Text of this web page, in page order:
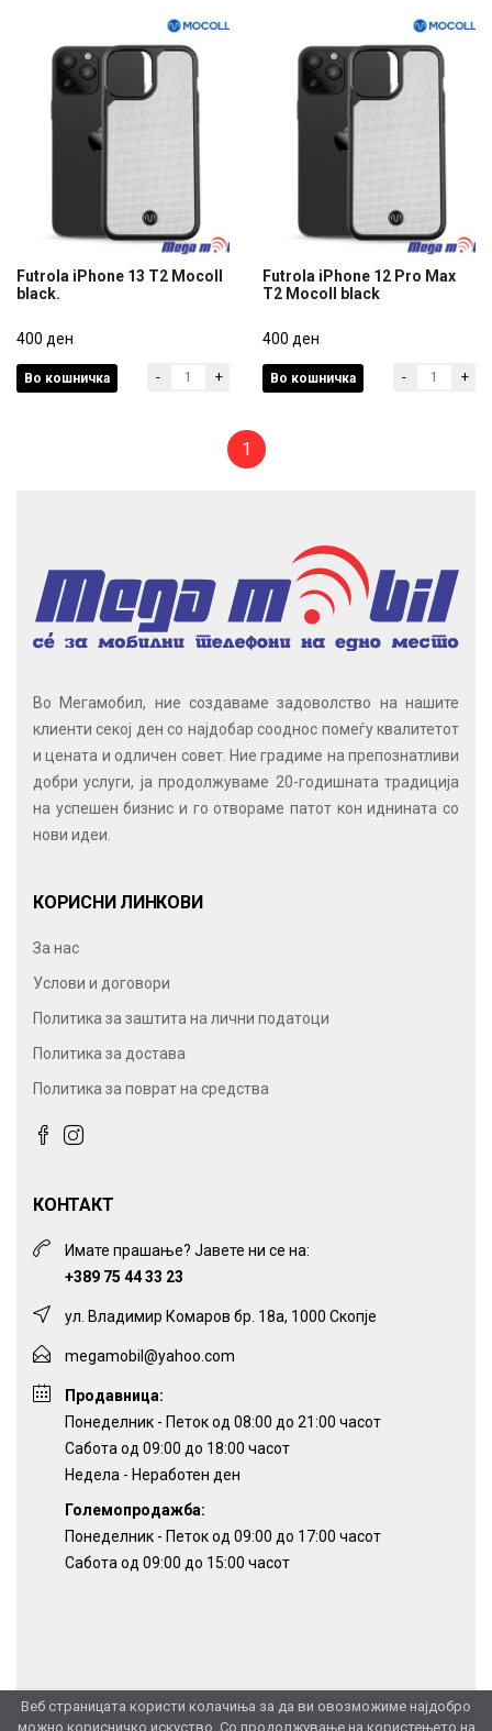
black.
400 ден
Futrola iPhone 13 T2 Mocoll
black.
400 ден
Во кошничка - +
T2 Mocoll black
400 ден
Futrola iPhone 12 Pro Max
T2 Mocoll black
400 ден
Во кошничка - +
1
Веб страницата користи колачиња за да ви овозможиме најдобро
можно корисничко искуство. Со продолжување на користењето на
Во Мегамобил, ние создаваме задоволство на нашите
клиенти секој ден со најдобар сооднос помеѓу квалитетот
и цената и одличен совет. Ние градиме на препознатливи
добри услуги, ја продолжуваме 20-годишната традиција
на успешен бизнис и го отвораме патот кон иднината со
нови идеи.
КОРИСНИ ЛИНКОВИ
За нас
Услови и договори
Политика за заштита на лични податоци
Политика за достава
Политика за поврат на средства
КОНТАКТ
Имате прашање? Јавете ни се на:
+389 75 44 33 23
ул. Владимир Комаров бр. 18а, 1000 Скопје
megamobil@yahoo.com
Продавница:
Понеделник - Петок од 08:00 до 21:00 часот
Сабота од 09:00 до 18:00 часот
Недела - Неработен ден
Големопродажба:
Понеделник - Петок од 09:00 до 17:00 часот
Сабота од 09:00 до 15:00 часот